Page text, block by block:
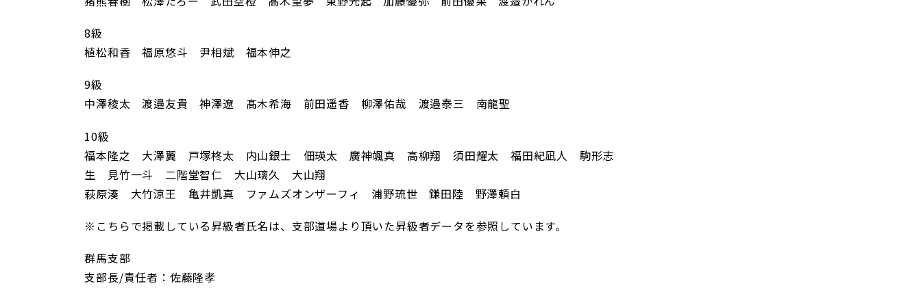
8級
植松和香 福原悠斗 尹相斌 福本伸之
9級
中澤稜太 渡邉友貴 神澤遼 髙木希海 前田遥香 柳澤佑哉 渡邉泰三 南龍聖
10級
福本隆之 大澤翼 戸塚柊太 内山銀士 佃瑛太 廣神颯真 高柳翔 須田耀太 福田紀凪人 駒形志
生 見竹一斗 二階堂智仁 大山璃久 大山翔
萩原湊 大竹涼王 亀井凱真 ファムズオンザーフィ 浦野琉世 鎌田陸 野澤頼白
※こちらで掲載している昇級者氏名は、支部道場より頂いた昇級者データを参照しています。
群馬支部
支部長/責任者：佐藤隆孝